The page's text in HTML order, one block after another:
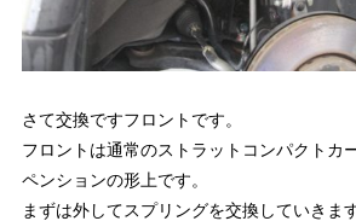
さて交換ですフロントです。
フロントは通常のストラットコンパクトカ
ペンションの形上です。
まずは外してスプリングを交換していきます